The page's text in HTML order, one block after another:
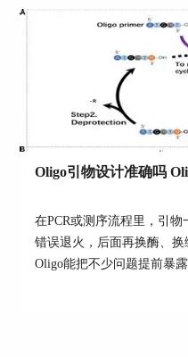
漂亮的MSA”切换到“做可
参数优化就会有清晰抓手。
Oligo引物设计准确吗
在PCR或测序流程里，引
错误退火，后面再换酶、换
Oligo能把不少问题提前暴
绝对值，而是取决于输入